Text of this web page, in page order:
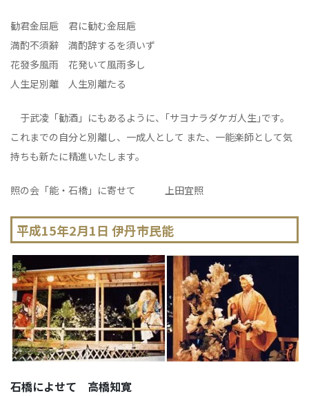
勧君金屈巵 君に勧む金屈巵
満酌不須辭 満酌辞するを須いず
花發多風雨 花発いて風雨多し
人生足別離 人生別離たる
于武凌「勧酒」にもあるように、｢サヨナラダケガ人生｣です。
これまでの自分と別離し、一成人として また、一能楽師として気
持ちも新たに精進いたします。
照の会「能・石橋」に寄せて 上田宜照
平成15年2月1日 伊丹市民能
石橋によせて 高橋知寛